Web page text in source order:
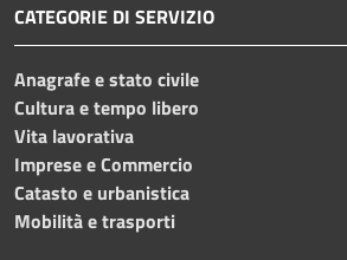
CATEGORIE DI SERVIZIO
Anagrafe e stato civile
Cultura e tempo libero
Vita lavorativa
Imprese e Commercio
Catasto e urbanistica
Mobilità e trasporti